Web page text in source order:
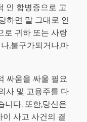
인 합병증으로 고
하면 말 그대로 인
로 귀하 또는 사랑
,불구가되거나,마
싸움을 싸울 필요
사 및 고용주를 다
니다. 또한,당신은
사고 사건의 결